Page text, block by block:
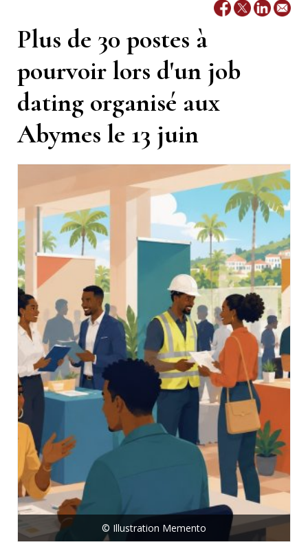
Plus de 30 postes à
pourvoir lors d'un job
dating organisé aux
Abymes le 13 juin
© Illustration Memento